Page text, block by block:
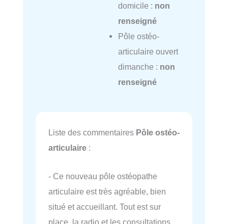
domicile : non
renseigné
Pôle ostéo-
articulaire ouvert
dimanche : non
renseigné
Liste des commentaires Pôle ostéo-
articulaire :
- Ce nouveau pôle ostéopathe
articulaire est très agréable, bien
situé et accueillant. Tout est sur